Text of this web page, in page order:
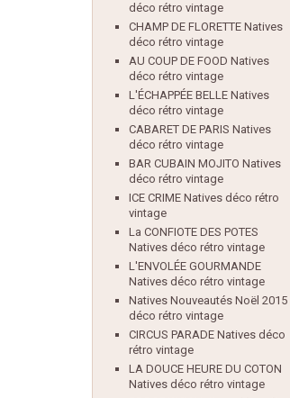
déco rétro vintage
CHAMP DE FLORETTE Natives
déco rétro vintage
AU COUP DE FOOD Natives
déco rétro vintage
L'ÉCHAPPÉE BELLE Natives
déco rétro vintage
CABARET DE PARIS Natives
déco rétro vintage
BAR CUBAIN MOJITO Natives
déco rétro vintage
ICE CRIME Natives déco rétro
vintage
La CONFIOTE DES POTES
Natives déco rétro vintage
L'ENVOLÉE GOURMANDE
Natives déco rétro vintage
Natives Nouveautés Noël 2015
déco rétro vintage
CIRCUS PARADE Natives déco
rétro vintage
LA DOUCE HEURE DU COTON
Natives déco rétro vintage